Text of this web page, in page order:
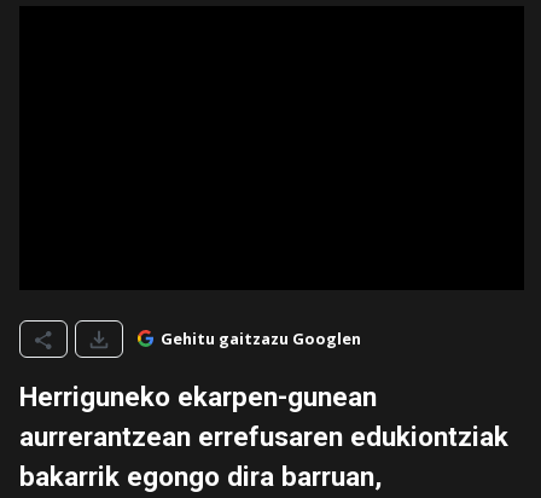
Gehitu gaitzazu Googlen
Herriguneko ekarpen-gunean
aurrerantzean errefusaren edukiontziak
bakarrik egongo dira barruan,